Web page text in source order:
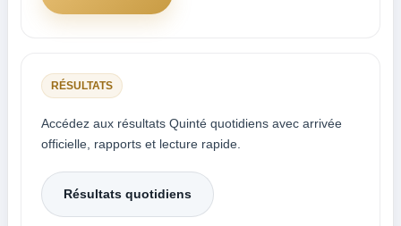
RÉSULTATS
Accédez aux résultats Quinté quotidiens avec arrivée
officielle, rapports et lecture rapide.
Résultats quotidiens